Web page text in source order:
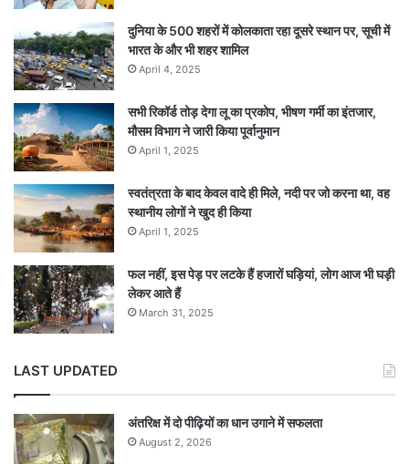
दुनिया के 500 शहरों में कोलकाता रहा दूसरे स्थान पर, सूची में
भारत के और भी शहर शामिल
April 4, 2025
सभी रिकॉर्ड तोड़ देगा लू का प्रकोप, भीषण गर्मी का इंतजार,
मौसम विभाग ने जारी किया पूर्वानुमान
April 1, 2025
स्वतंत्रता के बाद केवल वादे ही मिले, नदी पर जो करना था, वह
स्थानीय लोगों ने खुद ही किया
April 1, 2025
फल नहीं, इस पेड़ पर लटके हैं हजारों घड़ियां, लोग आज भी घड़ी
लेकर आते हैं
March 31, 2025
LAST UPDATED
अंतरिक्ष में दो पीढ़ियों का धान उगाने में सफलता
August 2, 2026